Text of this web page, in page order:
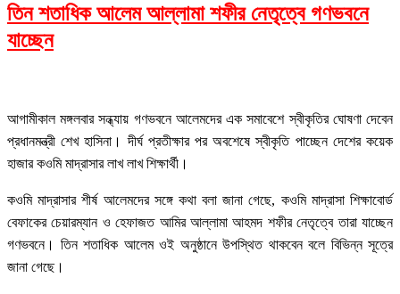
তিন শতাধিক আলেম আল্লামা শফীর নেতৃত্বে গণভবনে
যাচ্ছেন
আগামীকাল মঙ্গলবার সন্ধ্যায় গণভবনে আলেমদের এক সমাবেশে স্বীকৃতির ঘোষণা দেবেন
প্রধানমন্ত্রী শেখ হাসিনা। দীর্ঘ প্রতীক্ষার পর অবশেষে স্বীকৃতি পাচ্ছেন দেশের কয়েক
হাজার কওমি মাদ্রাসার লাখ লাখ শিক্ষার্থী।
কওমি মাদ্রাসার শীর্ষ আলেমদের সঙ্গে কথা বলা জানা গেছে, কওমি মাদ্রাসা শিক্ষাবোর্ড
বেফাকের চেয়ারম্যান ও হেফাজত আমির আল্লামা আহমদ শফীর নেতৃত্বে তারা যাচ্ছেন
গণভবনে। তিন শতাধিক আলেম ওই অনুষ্ঠানে উপস্থিত থাকবেন বলে বিভিন্ন সূত্রে
জানা গেছে।